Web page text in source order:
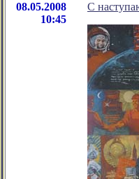
08.05.2008
10:45
С